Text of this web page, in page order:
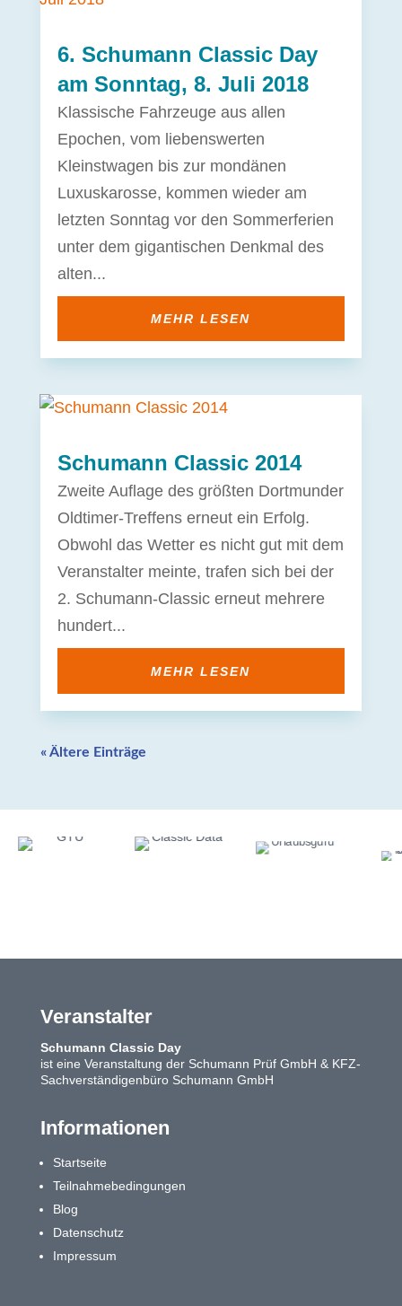
6. Schumann Classic Day
am Sonntag, 8. Juli 2018
Klassische Fahrzeuge aus allen
Epochen, vom liebenswerten
Kleinstwagen bis zur mondänen
Luxuskarosse, kommen wieder am
letzten Sonntag vor den Sommerferien
unter dem gigantischen Denkmal des
alten...
MEHR LESEN
Schumann Classic 2014
Zweite Auflage des größten Dortmunder
Oldtimer-Treffens erneut ein Erfolg.
Obwohl das Wetter es nicht gut mit dem
Veranstalter meinte, trafen sich bei der
2. Schumann-Classic erneut mehrere
hundert...
MEHR LESEN
« Ältere Einträge
Veranstalter
Schumann Classic Day
ist eine Veranstaltung der Schumann Prüf GmbH & KFZ-
Sachverständigenbüro Schumann GmbH
Informationen
Startseite
Teilnahmebedingungen
Blog
Datenschutz
Impressum